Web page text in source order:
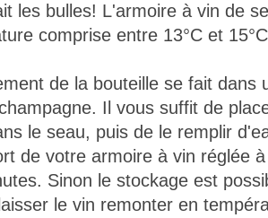
les bulles! L'armoire à vin de
comprise entre 13°C et
de la bouteille se fait dans
Il vous suffit de
le seau, puis de le remplir
de votre armoire à vin réglée
Sinon le stockage est
le vin remonter en